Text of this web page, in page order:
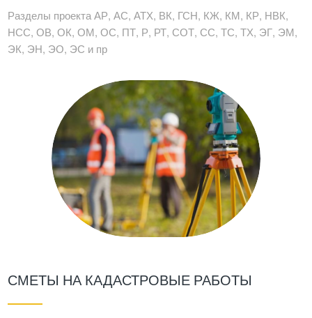
Разделы проекта АР, АС, АТХ, ВК, ГСН, КЖ, КМ, КР, НВК,
НСС, ОВ, ОК, ОМ, ОС, ПТ, Р, РТ, СОТ, СС, ТС, ТХ, ЭГ, ЭМ,
ЭК, ЭН, ЭО, ЭС и пр
СМЕТЫ НА КАДАСТРОВЫЕ РАБОТЫ